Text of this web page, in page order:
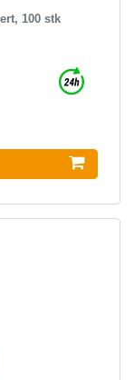
100 stk